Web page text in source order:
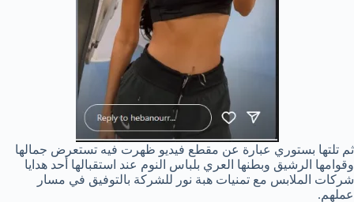
ثم تلتها بستوري عبارة عن مقطع فيديو ظهرت فيه تستعرض جمالها
وقوامها الرشيق وبطنها العري بلباس النوم عند استقبالها أحد هدايا
شركات الملابس مع تمنيات هبة نور للشركة بالتوفيق في مسار
عملهم.